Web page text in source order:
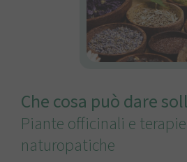
Che cosa può dare
Piante officinali e
naturopatiche